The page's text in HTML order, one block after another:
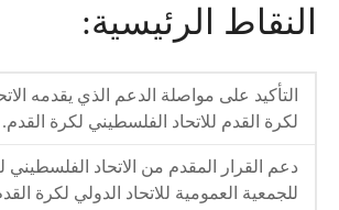
النقاط الرئيسية:
التأكيد على مواصلة الدعم الذي يقدمه
لكرة القدم للاتحاد الفلسطيني لكرة القدم.
دعم القرار المقدم من الاتحاد الفلسطيني
للجمعية العمومية للاتحاد الدولي لكرة